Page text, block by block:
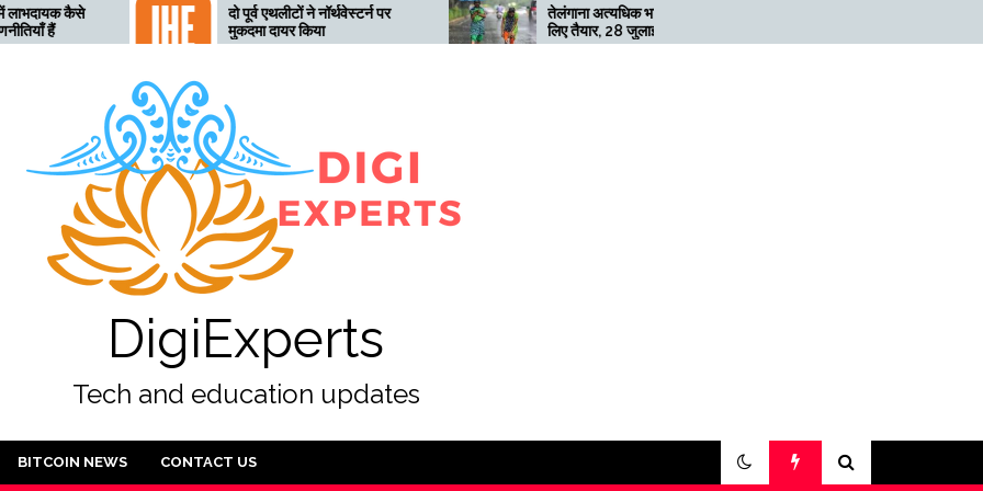
दो पूर्व एथलीटों ने नॉर्थवेस्टर्न पर
मुकदमा दायर किया
तेलंगाना अत्यधिक भारी बारिश के
लिए तैयार, 28 जुलाई तक ‘रेड’
अलर्ट जारी
हुई तो खनन लाभदायक नहीं है
DigiExperts
Tech and education updates
BITCOIN NEWS CONTACT US